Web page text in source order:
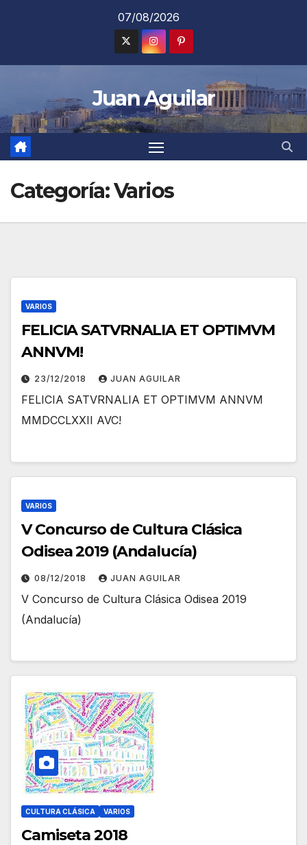
07/08/2026
Juan Aguilar
Categoría:Varios
VARIOS
FELICIA SATVRNALIA ET OPTIMVM
ANNVM!
23/12/2018 JUAN AGUILAR
FELICIA SATVRNALIA ET OPTIMVM ANNVM
MMDCCLXXII AVC!
VARIOS
V Concurso de Cultura Clásica
Odisea 2019 (Andalucía)
08/12/2018 JUAN AGUILAR
V Concurso de Cultura Clásica Odisea 2019
(Andalucía)
CULTURA CLÁSICA VARIOS
Camiseta 2018